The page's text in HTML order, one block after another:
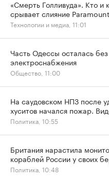
«Смерть Голливуда». Кто и
срывает слияние
Технологии и медиа, 11:01
Часть Одессы осталась без
электроснабжения
Общество, 11:00
На саудовском НПЗ после
хуситов начался пожар.
Политика, 10:55
Британия нарастила
кораблей России у своих
Политика, 10:48